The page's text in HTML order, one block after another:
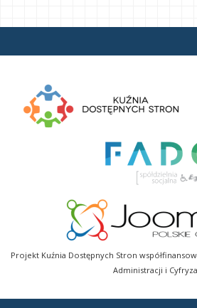
Projekt Kuźnia Dostępnych Stron
Administracji i